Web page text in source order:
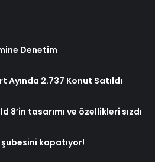
Denetim
Ayında 2.737 Konut Satıldı
8’in tasarımı ve özellikleri sızdı
şubesini kapatıyor!